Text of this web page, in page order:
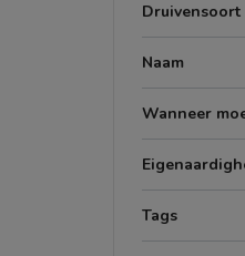
Druivensoort
Naam
Wanneer
Tags